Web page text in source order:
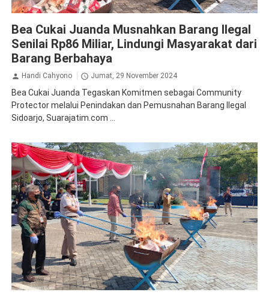
Bea Cukai Juanda Musnahkan Barang Ilegal
Senilai Rp86 Miliar, Lindungi Masyarakat dari
Barang Berbahaya
Handi Cahyono Jumat, 29 November 2024
Bea Cukai Juanda Tegaskan Komitmen sebagai Community
Protector melalui Penindakan dan Pemusnahan Barang Ilegal
Sidoarjo, Suarajatim.com ...